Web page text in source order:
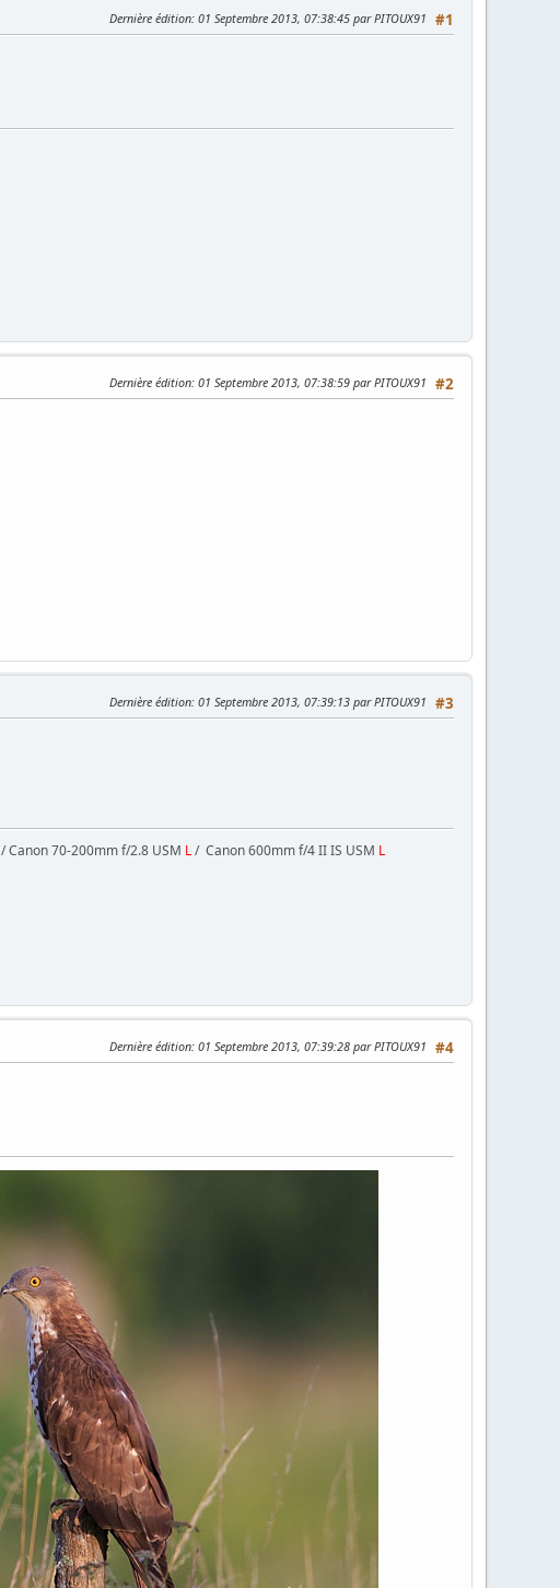
#1
Dernière édition: 01 Septembre 2013, 07:38:45 par PITOUX91
#2
Dernière édition: 01 Septembre 2013, 07:38:59 par PITOUX91
#3
Dernière édition: 01 Septembre 2013, 07:39:13 par PITOUX91
/ Canon 70-200mm f/2.8 USM L/ Canon 600mm f/4 II IS USM L
#4
Dernière édition: 01 Septembre 2013, 07:39:28 par PITOUX91